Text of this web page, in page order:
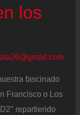
los
fascinado
Francisco o Los
repartiendo